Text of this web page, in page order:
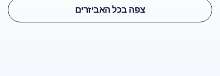
Epoc X Comfort Pads
צפה בכל האביזרים
צפה בכל האביזרים